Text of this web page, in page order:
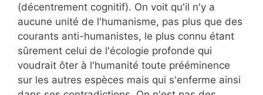
(décentrement cognitif). On voit qu'il n'y a
aucune unité de l'humanisme, pas plus que des
courants anti-humanistes, le plus connu étant
sûrement celui de l'écologie profonde qui
voudrait ôter à l'humanité toute prééminence
sur les autres espèces mais qui s'enferme ainsi